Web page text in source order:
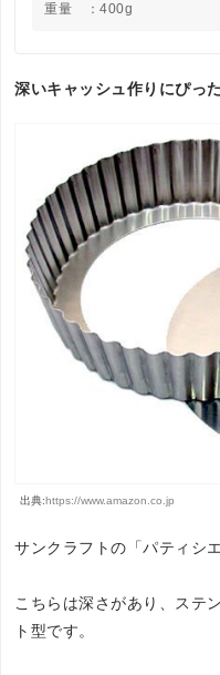
重量 ：400g
深いキャッシュ作りにぴっ
出典:https://www.amazon.co.jp
サンクラフトの「パティシ
こちらは深さがあり、ステ
ト型です。